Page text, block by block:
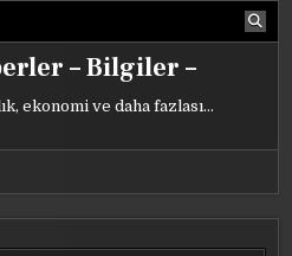
– Bilgiler –
ekonomi ve daha fazlası…